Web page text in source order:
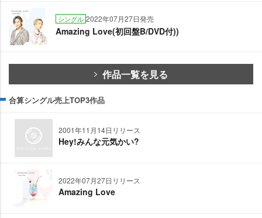
シングル 2022年07月27日発売
Amazing Love(初回盤B/DVD付))
作品一覧を見る
合算シングル売上TOP3作品
2001年11月14日リリース
Hey!みんな元気かい?
2022年07月27日リリース
Amazing Love